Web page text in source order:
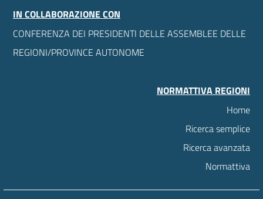
IN COLLABORAZIONE CON
CONFERENZA DEI PRESIDENTI DELLE ASSEMBLEE DELLE
REGIONI/PROVINCE AUTONOME
NORMATTIVA REGIONI
Home
Ricerca semplice
Ricerca avanzata
Normattiva